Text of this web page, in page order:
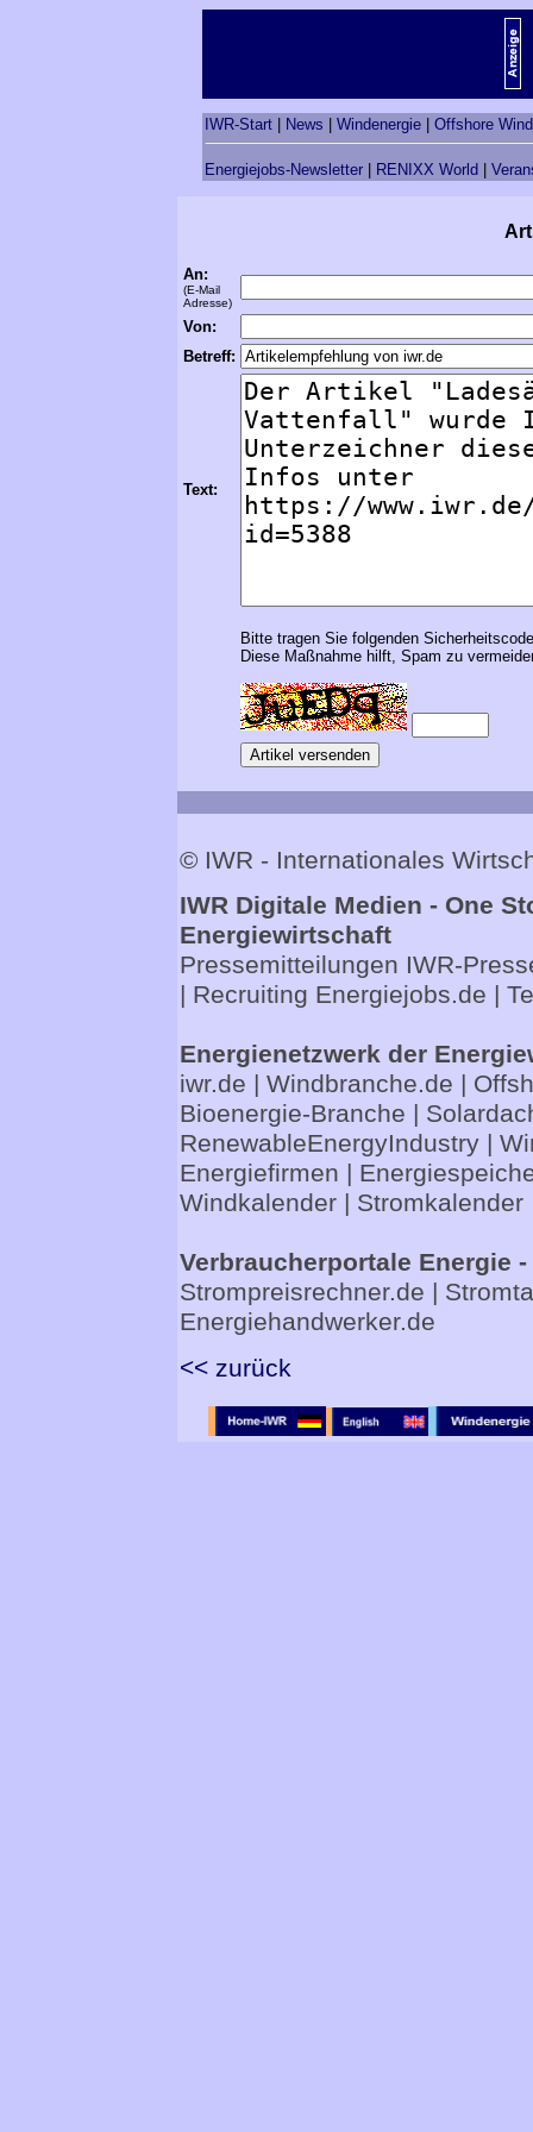
IWR-Start News Windenergie Offshore
Energiejobs-Newsletter RENIXX World
An:
(E-Mail
Adresse)
Von:
Betreff:
Text:
Bitte tragen Sie folgenden
Diese Maßnahme hilft, Spam zu
© IWR - Internationales
IWR Digitale Medien - One
Energiewirtschaft
Pressemitteilungen IWR-
| Recruiting Energiejobs.de |
Energienetzwerk der
iwr.de | Windbranche.de |
Bioenergie-Branche |
RenewableEnergyIndustry|
Energiefirmen |
Windkalender| Stromkalender
Verbraucherportale Energie
Strompreisrechner.de |
Energiehandwerker.de
<< zurück